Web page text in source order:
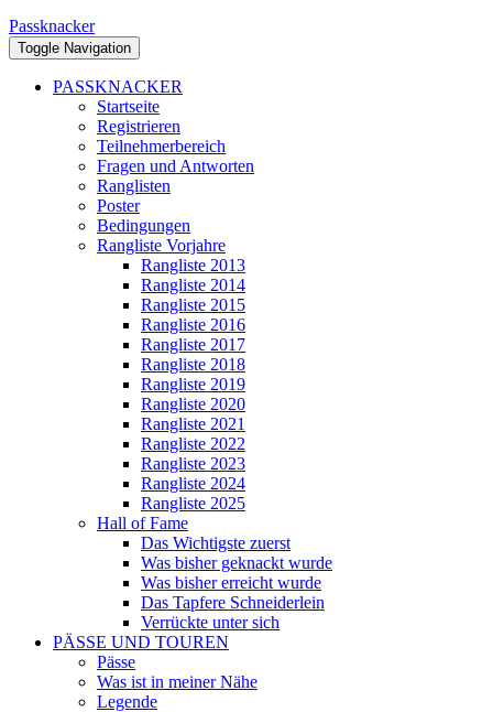
Passknacker
Toggle Navigation
PASSKNACKER
Startseite
Registrieren
Teilnehmerbereich
Fragen und Antworten
Ranglisten
Poster
Bedingungen
Rangliste Vorjahre
Rangliste 2013
Rangliste 2014
Rangliste 2015
Rangliste 2016
Rangliste 2017
Rangliste 2018
Rangliste 2019
Rangliste 2020
Rangliste 2021
Rangliste 2022
Rangliste 2023
Rangliste 2024
Rangliste 2025
Hall of Fame
Das Wichtigste zuerst
Was bisher geknackt wurde
Was bisher erreicht wurde
Das Tapfere Schneiderlein
Verrückte unter sich
PÄSSE UND TOUREN
Pässe
Was ist in meiner Nähe
Legende